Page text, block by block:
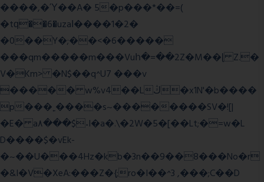
����,�Ύ��A� 5�p���*��=(
�tԛ��6�uzaІ����1�2�
�0��Y�;��<�6�����
���qm�����m���Vuհ�=��2Z�M��ɭ Z.�
V�Km> �N$��q^U7 ���v
����� w%v4��Lڭ�x1N'�b����
p���˿����s~��������SV�![|
�E� a٨���$˖I�a�.\�2W�5�[��Lt;�=w�L
D����$�vEk-
�~��U���4Hz�kb�3n��9��8���No�r
�&I�V�XeA:���Z�{;ro�I��^3 ,���;C��D